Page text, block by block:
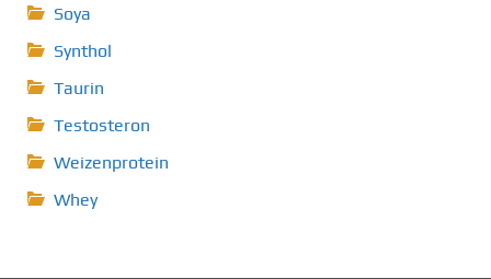
Soya
Synthol
Taurin
Testosteron
Weizenprotein
Whey